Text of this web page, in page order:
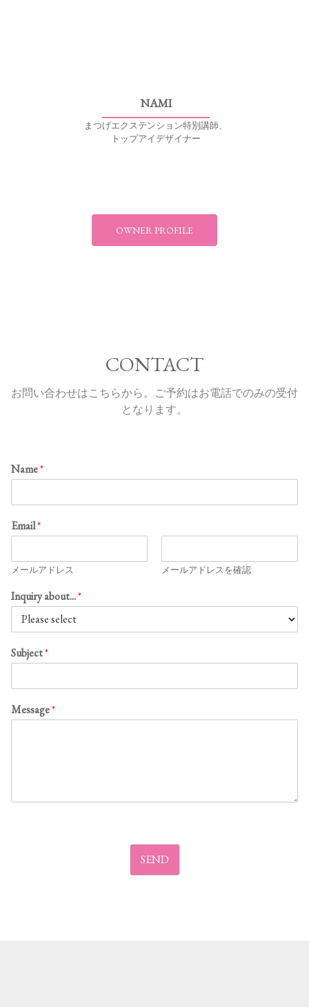
NAMI
まつげエクステンション特別講師、
トップアイデザイナー
OWNER PROFILE
CONTACT
お問い合わせはこちらから。ご予約はお電話でのみの受付
となります。
Name*
Email*
メールアドレス メールアドレスを確認
Inquiry about...*
Subject*
Message*
SEND